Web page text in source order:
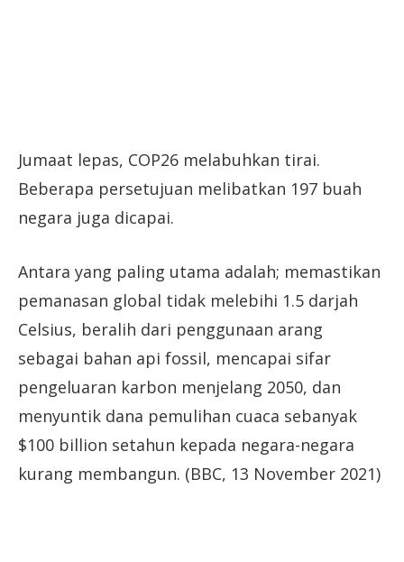
Jumaat lepas, COP26 melabuhkan tirai.
Beberapa persetujuan melibatkan 197 buah
negara juga dicapai.
Antara yang paling utama adalah; memastikan
pemanasan global tidak melebihi 1.5 darjah
Celsius, beralih dari penggunaan arang
sebagai bahan api fossil, mencapai sifar
pengeluaran karbon menjelang 2050, dan
menyuntik dana pemulihan cuaca sebanyak
$100 billion setahun kepada negara-negara
kurang membangun. (BBC, 13 November 2021)